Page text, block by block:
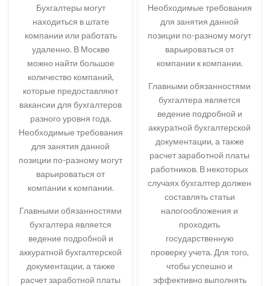
Бухгалтеры могут
находиться в штате
компании или работать
удаленно. В Москве
можно найти большое
количество компаний,
которые предоставляют
вакансии для бухгалтеров
разного уровня года.
Необходимые требования
для занятия данной
позиции по-разному могут
варьироваться от
компании к компании.
Главными обязанностями
бухгалтера является
ведение подробной и
аккуратной бухгалтерской
документации, а также
расчет заработной платы
Необходимые требования
для занятия данной
позиции по-разному могут
варьироваться от
компании к компании.
Главными обязанностями
бухгалтера является
ведение подробной и
аккуратной бухгалтерской
документации, а также
расчет заработной платы
работников. В некоторых
случаях бухгалтер должен
составлять статьи
налогообложения и
проходить
государственную
проверку учета. Для того,
чтобы успешно и
эффективно выполнять